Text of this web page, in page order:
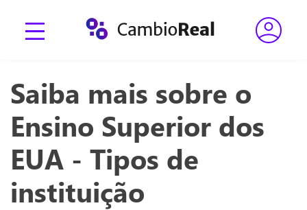
Saiba mais sobre o
Ensino Superior dos
EUA - Tipos de
instituição